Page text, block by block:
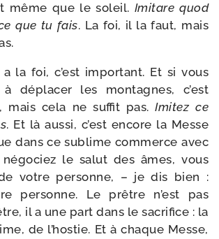
même que le soleil. Imitare quod
que tu fais. La foi, il la faut, mais
la foi, c’est impor­tant. Et si vous
dépla­cer les mon­tagnes, c’est
mais cela ne suf­fit pas.Imitez ce
. Et là aus­si, c’est encore la Messe
dans ce sublime com­merce avec
le salut des âmes, vous
votre per­sonne, – je dis bien :
per­sonne. Le prêtre n’est pas
il a une part dans le sacri­fice : la
de l’hos­tie. Et à chaque Messe,